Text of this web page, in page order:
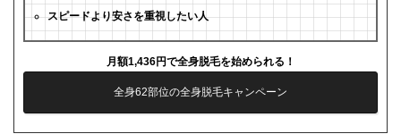
スピードより安さを重視したい人
月額1,436円で全身脱毛を始められる！
全身62部位の全身脱毛キャンペーン